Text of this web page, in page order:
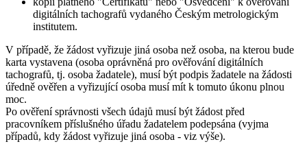
digitálních tachografů vydaného Českým metrologickým
institutem.
V případě, že žádost vyřizuje jiná osoba než osoba, na kterou bude
karta vystavena (osoba oprávněná pro ověřování digitálních
tachografů, tj. osoba žadatele), musí být podpis žadatele na žádosti
úředně ověřen a vyřizující osoba musí mít k tomuto úkonu plnou
moc.
Po ověření správnosti všech údajů musí být žádost před
pracovníkem příslušného úřadu žadatelem podepsána (vyjma
případů, kdy žádost vyřizuje jiná osoba - viz výše).